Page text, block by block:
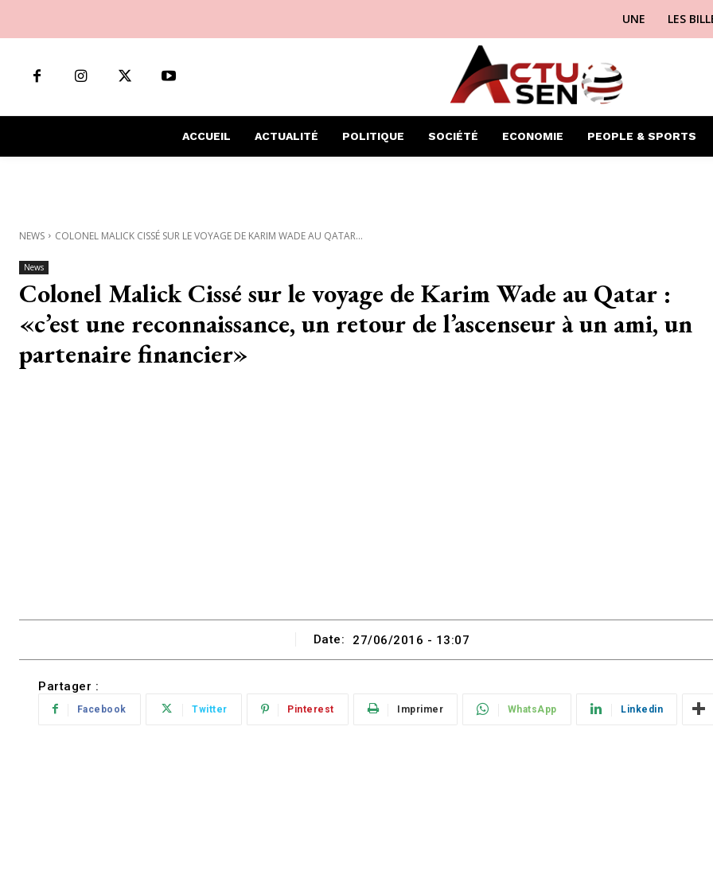
UNE LES
ACCUEIL ACTUALITÉ POLITIQUE SOCIÉTÉ ECONOMIE PEOPLE & SPORTS
NEWS COLONEL MALICK CISSÉ SUR LE VOYAGE DE KARIM WADE AU QATAR...
News
Colonel Malick Cissé sur le voyage de Karim Wade au Qatar :
«c’est une reconnaissance, un retour de l’ascenseur à un ami, un
partenaire financier»
Date: 27/06/2016 - 13:07
Partager :
Facebook Twitter Pinterest Imprimer WhatsApp Linkedin